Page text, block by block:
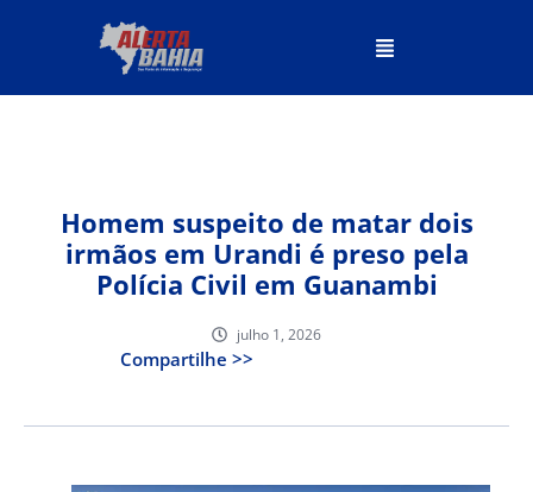
Homem suspeito de matar dois
irmãos em Urandi é preso pela
Polícia Civil em Guanambi
julho 1, 2026
Compartilhe >>